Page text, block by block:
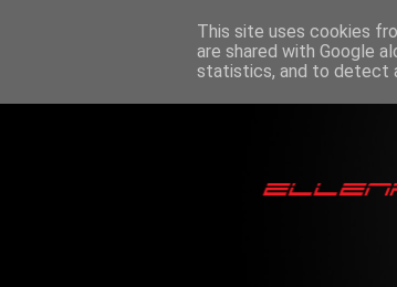
This site uses cookies
are shared with Google
statistics, and to detect